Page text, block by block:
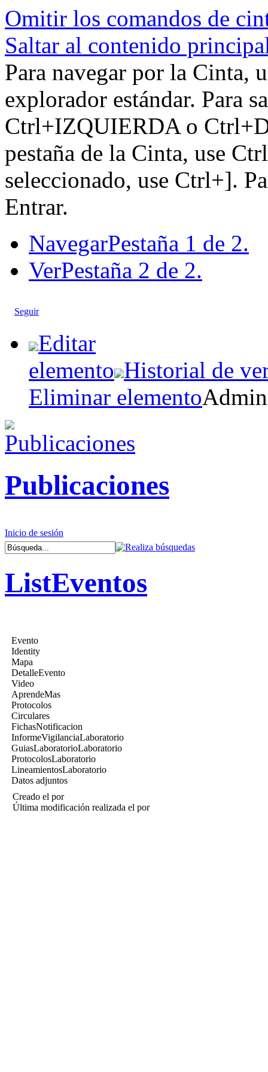
Omitir los comandos de
Saltar al contenido
Para navegar por la Cinta,
explorador estándar. Para
Ctrl+IZQUIERDA o
pestaña de la Cinta, use
seleccionado, use Ctrl+].
Entrar.
NavegarPestaña 1 de 2.
VerPestaña 2 de 2.
Seguir
Editar
elemento Historial de
Eliminar elemento
Publicaciones
Inicio de sesión
ListEventos
Evento
Identity
Mapa
DetalleEvento
Video
AprendeMas
Protocolos
Circulares
FichasNotificacion
InformeVigilanciaLaboratorio
GuiasLaboratorioLaboratorio
ProtocolosLaboratorio
LineamientosLaboratorio
Datos adjuntos
Creado el por
Última modificación realizada el por